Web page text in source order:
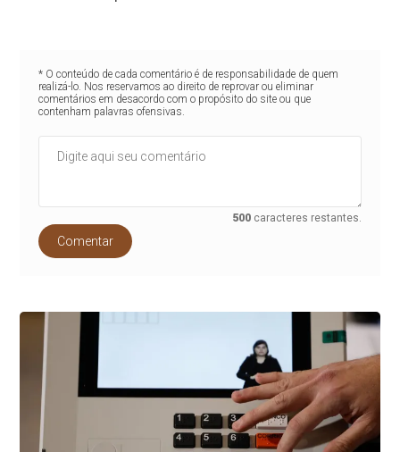
* O conteúdo de cada comentário é de responsabilidade de quem
realizá-lo. Nos reservamos ao direito de reprovar ou eliminar
comentários em desacordo com o propósito do site ou que
contenham palavras ofensivas.
500 caracteres restantes.
Comentar